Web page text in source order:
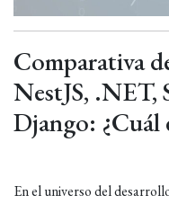
Comparativa
NestJS, .NET,
Django: ¿Cuál
En el universo del